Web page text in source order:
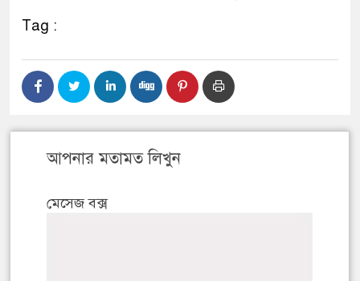
Tag :
আপনার মতামত লিখুন
মেসেজ বক্স